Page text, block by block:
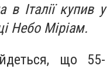
Італії купив у
Небо Міріам.
що 55-